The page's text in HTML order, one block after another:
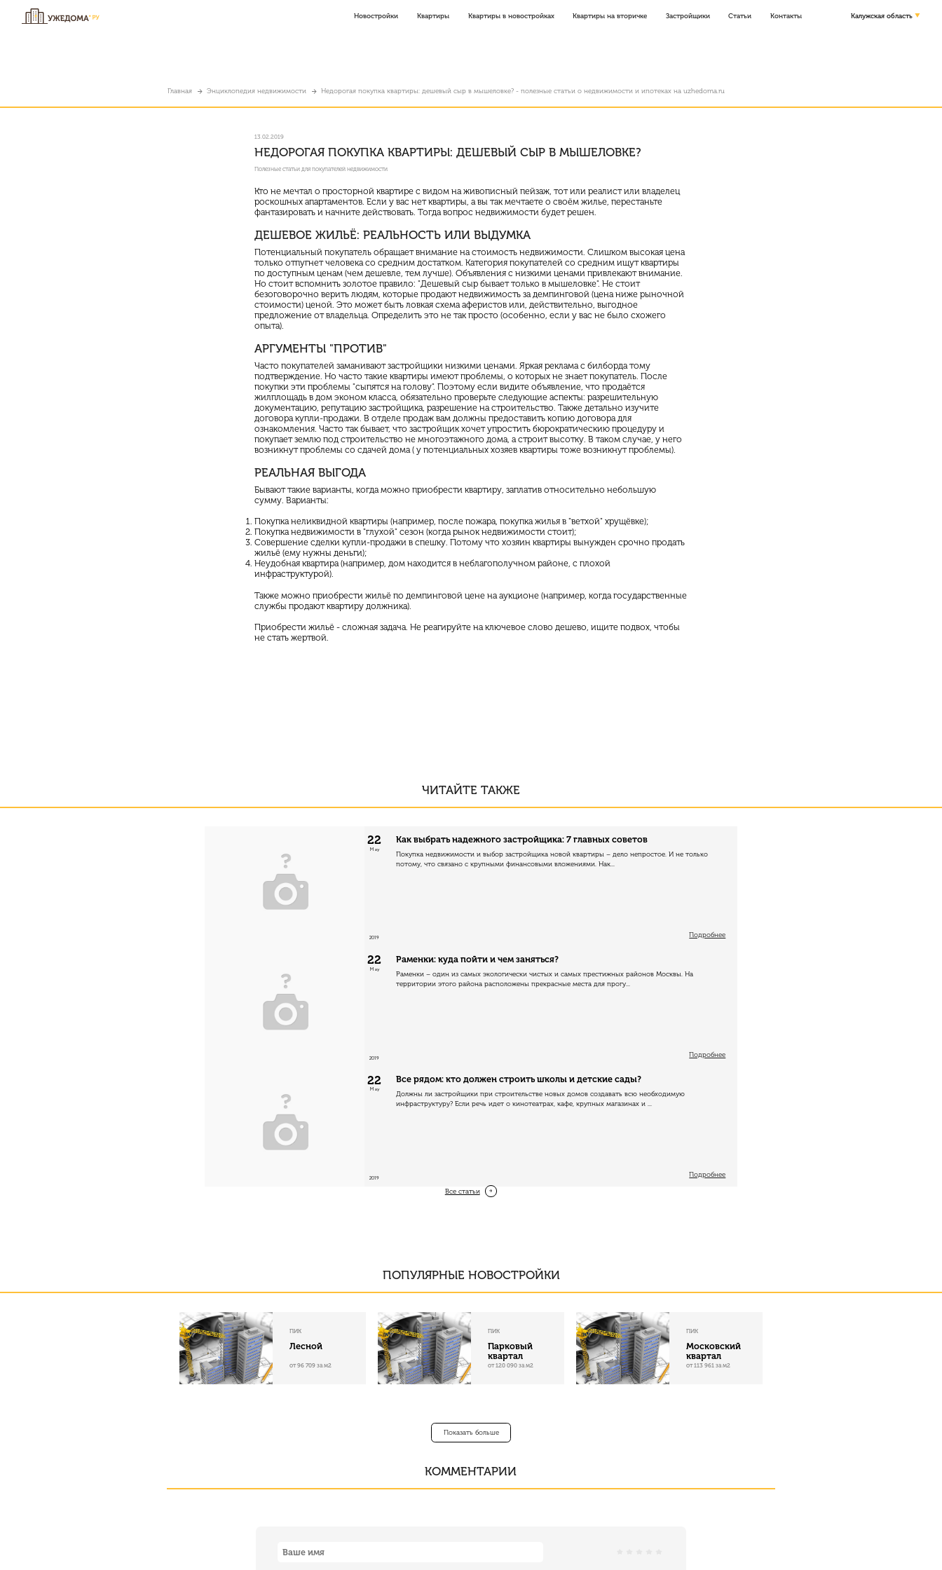
Новостройки Квартиры Квартиры в новостройках Квартиры на вторичке Застройщики Статьи Контакты Калужская область
Главная Энциклопедия недвижимости Недорогая покупка квартиры: дешевый сыр в мышеловке? - полезные статьи о недвижимости и ипотеках на uzhedoma.ru
13.02.2019
НЕДОРОГАЯ ПОКУПКА КВАРТИРЫ: ДЕШЕВЫЙ СЫР В МЫШЕЛОВКЕ?
Полезные статьи для покупателей недвижимости
Кто не мечтал о просторной квартире с видом на живописный пейзаж, тот или реалист или владелец
роскошных апартаментов. Если у вас нет квартиры, а вы так мечтаете о своём жилье, перестаньте
фантазировать и начните действовать. Тогда вопрос недвижимости будет решен.
ДЕШЕВОЕ ЖИЛЬЁ: РЕАЛЬНОСТЬ ИЛИ ВЫДУМКА
Потенциальный покупатель обращает внимание на стоимость недвижимости. Слишком высокая цена
только отпугнет человека со средним достатком. Категория покупателей со средним ищут квартиры
по доступным ценам (чем дешевле, тем лучше). Объявления с низкими ценами привлекают внимание.
Но стоит вспомнить золотое правило: "Дешевый сыр бывает только в мышеловке". Не стоит
безоговорочно верить людям, которые продают недвижимость за демпинговой (цена ниже рыночной
стоимости) ценой. Это может быть ловкая схема аферистов или, действительно, выгодное
предложение от владельца. Определить это не так просто (особенно, если у вас не было схожего
опыта).
АРГУМЕНТЫ "ПРОТИВ"
Часто покупателей заманивают застройщики низкими ценами. Яркая реклама сбилбордатому
подтверждение. Но часто такие квартиры имеют проблемы, о которых не знает покупатель. После
покупки эти проблемы "сыпятся на голову". Поэтому если видите объявление, что продаётся
жилплощадь в дом эконом класса, обязательно проверьте следующие аспекты: разрешительную
документацию, репутацию застройщика, разрешение на строительство. Также детально изучите
договора купли-продажи. В отделе продаж вам должны предоставить копию договора для
ознакомления. Часто так бывает, что застройщик хочет упроститьбюрократическию процедуру и
покупает землю под строительство не многоэтажного дома, а строит высотку. В таком случае, у него
возникнут проблемы со сдачей дома ( у потенциальных хозяев квартиры тоже возникнут проблемы).
РЕАЛЬНАЯ ВЫГОДА
Бывают такие варианты, когда можно приобрести квартиру, заплатив относительно небольшую
сумму. Варианты:
Покупка неликвидной квартиры (например, после пожара, покупка жилья в "ветхой" хрущёвке);
Покупка недвижимости в "глухой" сезон (когда рынок недвижимости стоит);
Совершение сделки купли-продажи в спешку. Потому что хозяин квартиры вынужден срочно продать
жильё (ему нужны деньги);
Неудобная квартира (например, дом находится в неблагополучном районе, с плохой
инфраструктурой).
Также можно приобрести жильё по демпинговой цене на аукционе (например, когда государственные
службы продают квартиру должника).
Приобрести жильё - сложная задача. Не реагируйте на ключевое слово дешево, ищите подвох, чтобы
не стать жертвой.
ЧИТАЙТЕ ТАКЖЕ
22
May
2019
Как выбрать надежного застройщика: 7 главных советов
Покупка недвижимости и выбор застройщика новой квартиры – дело непростое. И не только
потому, что связано с крупными финансовыми вложениями. Нак...
Подробнее
22
May
2019
Раменки: куда пойти и чем заняться?
Раменки – один из самых экологически чистых и самых престижных районов Москвы. На
территории этого района расположены прекрасные места для прогу...
Подробнее
22
May
2019
Все рядом: кто должен строить школы и детские сады?
Должны ли застройщики при строительстве новых домов создавать всю необходимую
инфраструктуру? Если речь идет о кинотеатрах, кафе, крупных магазинах и ...
Подробнее
Все cтатьи
ПОПУЛЯРНЫЕ НОВОСТРОЙКИ
ПИК
Лесной
от 96 709 за м2
ПИК
Парковый
квартал
от 120 090 за м2
ПИК
Московский
квартал
от 113 961 за м2
Показать больше
КОММЕНТАРИИ